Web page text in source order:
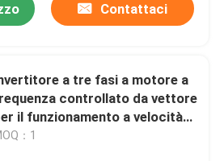
Contattaci
a tre fasi a motore a
controllato da vettore
il funzionamento a velocità
：1